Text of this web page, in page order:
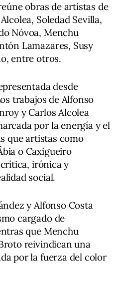
obras de artistas de
Soledad Sevilla,
Nóvoa, Menchu
Lamazares, Susy
entre otros.
desde
trabajos de Alfonso
y Carlos Alcolea
por la energía y el
que artistas como
o Caxigueiro
irónica y
social.
y Alfonso Costa
cargado de
que Menchu
reivindican una
por la fuerza del color